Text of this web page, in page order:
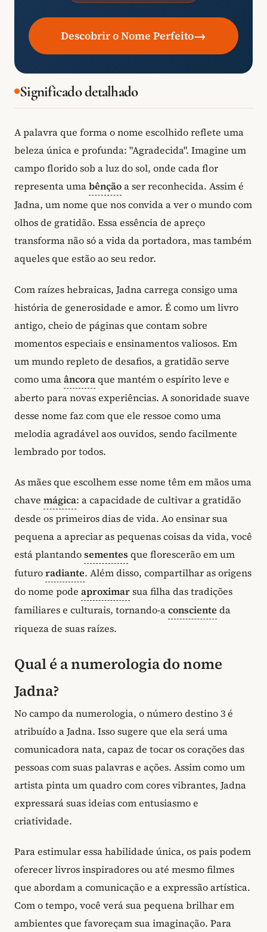
Descobrir o Nome Perfeito→
Significado detalhado
A palavra que forma o nome escolhido reflete uma
beleza única e profunda: "Agradecida". Imagine um
campo florido sob a luz do sol, onde cada flor
representa umabênçãoa ser reconhecida. Assim é
Jadna, um nome que nos convida a ver o mundo com
olhos de gratidão. Essa essência de apreço
transforma não só a vida da portadora, mas também
aqueles que estão ao seu redor.
Com raízes hebraicas, Jadna carrega consigo uma
história de generosidade e amor. É como um livro
antigo, cheio de páginas que contam sobre
momentos especiais e ensinamentos valiosos. Em
um mundo repleto de desafios, a gratidão serve
como umaâncoraque mantém o espírito leve e
aberto para novas experiências. A sonoridade suave
desse nome faz com que ele ressoe como uma
melodia agradável aos ouvidos, sendo facilmente
lembrado por todos.
As mães que escolhem esse nome têm em mãos uma
chave mágica: a capacidade de cultivar a gratidão
desde os primeiros dias de vida. Ao ensinar sua
pequena a apreciar as pequenas coisas da vida, você
está plantandosementes que florescerão em um
futuroradiante. Além disso, compartilhar as origens
do nome pode aproximarsua filha das tradições
familiares e culturais, tornando-aconsciente da
riqueza de suas raízes.
Qual é a numerologia do nome
Jadna?
No campo da numerologia, o número destino 3 é
atribuído a Jadna. Isso sugere que ela será uma
comunicadora nata, capaz de tocar os corações das
pessoas com suas palavras e ações. Assim como um
artista pinta um quadro com cores vibrantes, Jadna
expressará suas ideias com entusiasmo e
criatividade.
Para estimular essa habilidade única, os pais podem
oferecer livros inspiradores ou até mesmo filmes
que abordam a comunicação e a expressão artística.
Com o tempo, você verá sua pequena brilhar em
ambientes que favoreçam sua imaginação. Para